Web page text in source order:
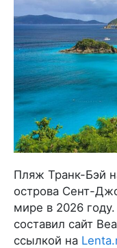
Пляж Транк-Бэй
острова Сент-
мире в 2026
составил сайт
ссылкой на